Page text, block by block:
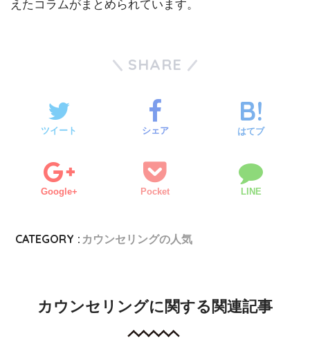
えたコラムがまとめられています。
SHARE
ツイート シェア はてブ
Google+ Pocket LINE
CATEGORY : カウンセリングの人気
カウンセリングに関する関連記事